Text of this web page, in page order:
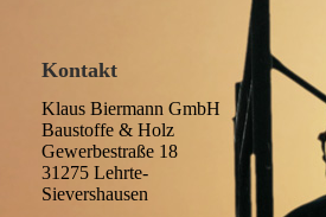
Kontakt
Klaus Biermann GmbH
Baustoffe & Holz
Gewerbestraße 18
31275 Lehrte-
Sievershausen